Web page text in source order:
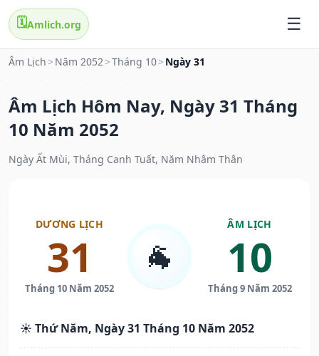
🗓️Amlich.org
Âm Lịch > Năm 2052>Tháng 10> Ngày 31
Âm Lịch Hôm Nay, Ngày 31 Tháng
10 Năm 2052
Ngày Ất Mùi, Tháng Canh Tuất, Năm Nhâm Thân
DƯƠNG LỊCH
31
Tháng 10 Năm 2052
🐐
ÂM LỊCH
10
Tháng 9 Năm 2052
☀️ Thứ Năm, Ngày 31 Tháng 10 Năm 2052